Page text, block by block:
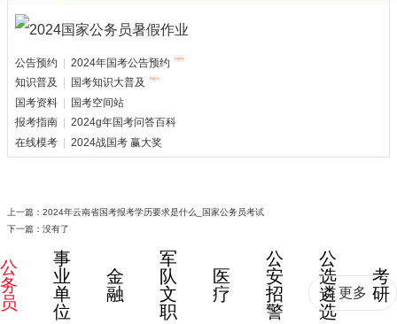
公告预约
2024年国考公告预约
知识普及
国考知识大普及
国考资料
国考空间站
报考指南
2024g年国考问答百科
在线模考
2024战国考 赢大奖
上一篇： 2024年云南省国考报考学历要求是什么_国家公务员考试
下一篇：没有了
公
务
员
事
业
单
位
金
融
军
队
文
职
医
疗
公
安
招
警
公
选
遴
选
考
研
更多